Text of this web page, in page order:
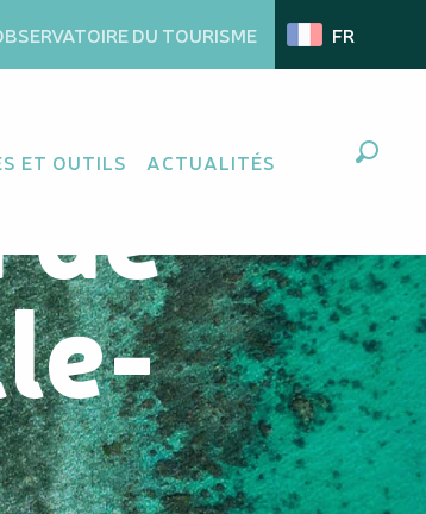
DU TOURISME FR
ET OUTILS ACTUALITÉS